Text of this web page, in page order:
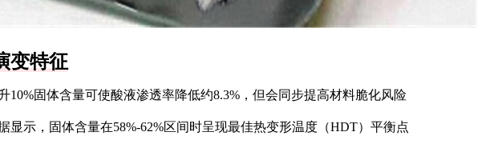
变特征
10%固体含量可使酸液渗透率降低约8.3%，但会同步提高材料脆化风险
显示，固体含量在58%-62%区间时呈现最佳热变形温度（HDT）平衡点